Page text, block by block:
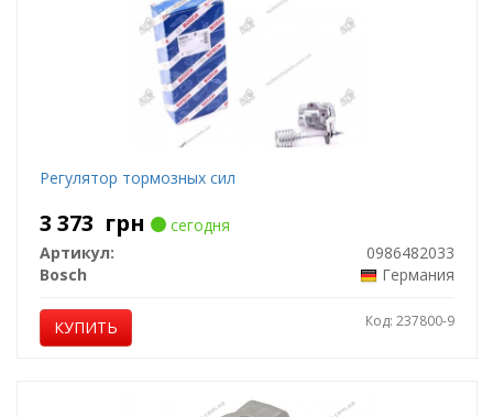
Регулятор тормозных сил
3 373 грн
сегодня
Артикул:
0986482033
Bosch
Германия
КУПИТЬ Код: 237800-9